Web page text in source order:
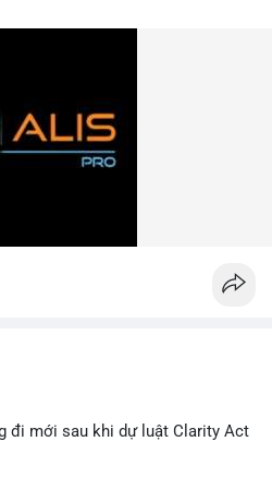
đi mới sau khi dự luật Clarity Act